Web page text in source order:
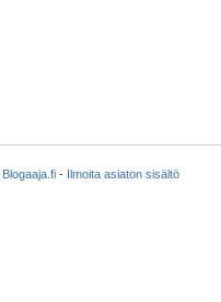
Blogaaja.fi- Ilmoita asiaton sisältö